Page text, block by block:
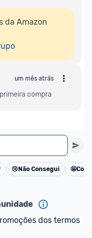
da Amazon
um mês atrás
compra
Cancelar
😢 Não Consegui 🤩
dos termos